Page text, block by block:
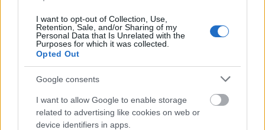
I want to opt-out of Collection, Use,
Retention, Sale, and/or Sharing of my
Personal Data that Is Unrelated with the
Purposes for which it was collected.
Opted Out
Google consents
I want to allow Google to enable storage
related to advertising like cookies on web or
device identifiers in apps.
Történelmi táj, amelynek minden köve mesél –
megújul a tatai Angolkert
A projekt részeként megújulnak a területen található
műemlékek, köztük a különleges Műromok, valamint a közeli
Várkanyarban álló Nepomuki Szent János híd és szobor is.
M1 bővítés: már zajlik a teljesen új
Bicske Kelet csomópont építése